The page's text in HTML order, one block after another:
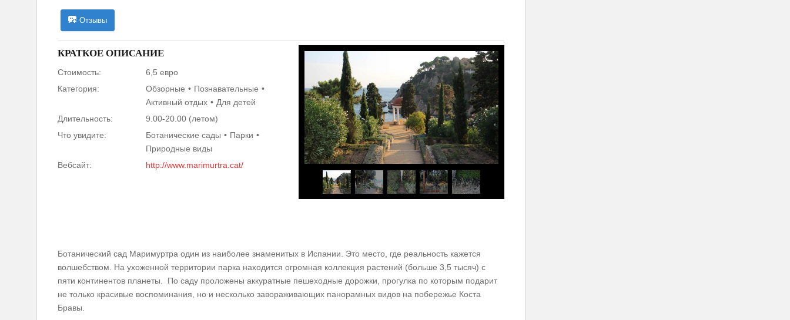
Отзывы
КРАТКОЕ ОПИСАНИЕ
Стоимость:
6,5 евро
Категория:
Обзорные
Познавательные
Активный отдых
Для детей
Длительность:
9.00-20.00 (летом)
Что увидите:
Ботанические сады
Парки
Природные виды
Вебсайт:
http://www.marimurtra.cat/
Ботанический сад Маримуртра один из наиболее знаменитых в Испании. Это место, где реальность кажется
волшебством. На ухоженной территории парка находится огромная коллекция растений (больше 3,5 тысяч) с
пяти континентов планеты. По саду проложены аккуратные пешеходные дорожки, прогулка по которым подарит
не только красивые воспоминания, но и несколько завораживающих панорамных видов на побережье Коста
Бравы.